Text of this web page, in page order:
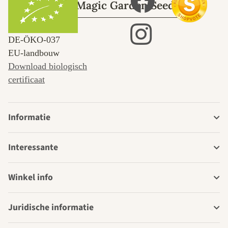
Over Magic Garden Seeds
DE‑ÖKO‑037
EU-landbouw
Download biologisch
certificaat
Informatie
Interessante
Winkel info
Juridische informatie